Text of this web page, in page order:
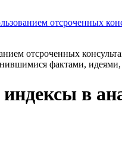
отсроченных
отсроченных
фактами,
в